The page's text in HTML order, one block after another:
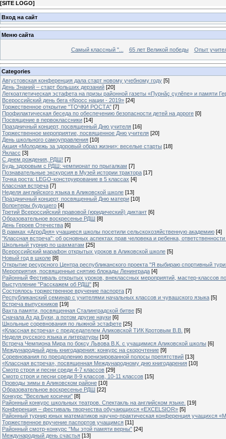
[SITE LOGO]
Вход на сайт
Меню сайта
Самый классный "... 65 лет Великой победы Опыт
Categories
Августовская конференция дала старт новому учебному году [5]
День Знаний – старт больших дерзаний [20]
Легкоатлетическая эстафета на призы районной газеты «Пурнăç çулĕпе» и памяти
Всероссийский день бега «Кросс нации - 2019» [24]
Торжественное открытие "ТОЧКИ РОСТА" [7]
Профилактическая беседа по обеспечению безопасности детей на дороге [0]
Посвящение в первоклассники [14]
Праздничный концерт, посвященный Дню учителя [16]
Торжественное мероприятие, посвященное Дню учителя [20]
День школьного самоуправления [10]
Акция «Молодежь за здоровый образ жизни»: веселые старты [18]
Якласс [3]
С днем рождения, РДШ! [7]
Будь здоровым с РДШ: чемпионат по прыгалкам [7]
Познавательные экскурсия в Музей истории трактора [17]
Точка роста: LEGO-конструирование в 5 классах [4]
Классная встреча [7]
Неделя английского языка в Аликовской школе [13]
Праздничный концерт, посвященный Дню матери [10]
Волонтеры будущего [4]
Третий Всероссийский правовой (юридический) диктант [6]
Образовательное воскресенье РДШ [8]
День Героев Отечества [6]
В рамках «АгроДня» учащиеся школы посетили сельскохозяйственную академию [4]
"Классная встреча": об основных аспектах прав человека и ребенка,
Школьный турнир по шахматам [25]
Всероссийский марафон открытых уроков в Аликовской школе [5]
Новый год в школе [8]
Открытие ресурсного Центра республиканского проекта "Я выбираю спортивный
Мероприятия, посвященные снятию блокады Ленинграда [4]
Районный Фестиваль открытых уроков, внеклассных мероприятий, мастер-классов
Выступление "Расскажем об РДШ" [5]
Состоялось торжественное вручение паспорта [7]
Республиканский семинар с учителями начальных классов и чувашского языка [5]
Встреча выпускников [19]
Вахта памяти, посвященная Сталинградской битве [5]
Сначала Аз да Буки, а потом другие науки [6]
Школьные соревнования по лыжной эстафете [25]
«Классная встреча» с председателем Аликовской ТИК Кротовым В.В. [9]
Неделя русского языка и литературы [10]
Встреча Чемпиона Мира по боксу Львова В.К. с учащимися Аликовской школы [6]
Международный день книгодарения: конкурс на скорочтение [9]
Cоревнования по преодолению военизированной полосы препятствий [13]
«Классная встреча», посвященная Международному дню книгодарения [10]
Смотр строя и песни среди 4-7 классов [29]
Смотр строя и песни среди 8-9 классов, 10-11 классов [15]
Проводы зимы в Аликовском районе [10]
Образовательное воскресенье РДШ [22]
Конкурс "Веселые косички" [8]
Районный конкурс школьных театров. Спектакль на английском языке. [19]
Конференция – фестиваль творчества обучающихся «EXCELSIOR» [5]
Районный турнир юных математиков научно-практическая конференция учащихся
Торжественное вручение паспортов учащимся [11]
Районный смотр-конкурс "Мы этой памяти верны" [24]
Международный день счастья [13]